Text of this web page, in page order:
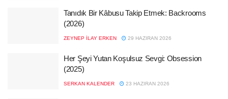
Tanıdık Bir Kâbusu Takip Etmek: Backrooms
(2026)
ZEYNEP İLAY ERKEN 29 HAZIRAN 2026
Her Şeyi Yutan Koşulsuz Sevgi: Obsession
(2025)
SERKAN KALENDER 23 HAZIRAN 2026